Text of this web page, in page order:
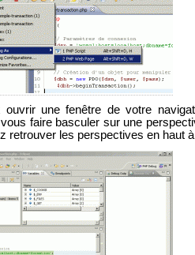
ouvrir une fenêtre de votre
faire basculer sur une
retrouver les perspectives en haut